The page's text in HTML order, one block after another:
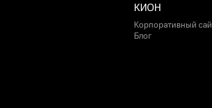
КИОН
Корпоративный
Блог